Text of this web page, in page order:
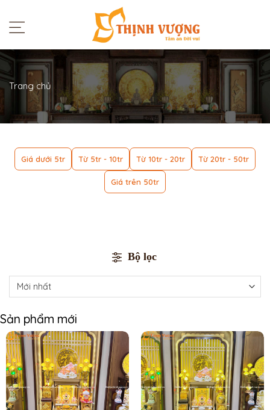
Trang chủ
Giá dưới 5tr Từ 5tr - 10tr Từ 10tr - 20tr Từ 20tr - 50tr
Giá trên 50tr
Bộ lọc
Sản phẩm mới